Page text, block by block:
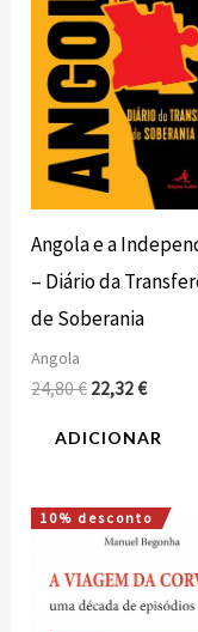
Angola e a
– Diário da
de Soberania
Angola
24,80€ 22,32€
ADICIONAR
10% desconto
O
preço
original
era:
12,00 €.
O
preço
atual
é:
10,80 €.